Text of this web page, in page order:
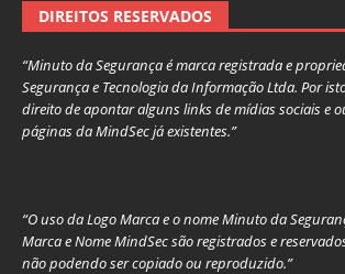
DIREITOS RESERVADOS
“Minuto da Segurança é marca registrada e
Segurança e Tecnologia da Informação Ltda. Por
direito de apontar alguns links de mídias sociais e
páginas da MindSec já existentes.”
“O uso da Logo Marca e o nome Minuto da
Marca e Nome MindSec são registrados e
não podendo ser copiado ou reproduzido.”